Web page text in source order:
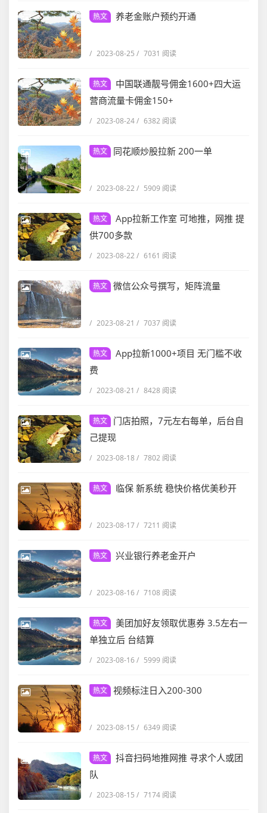
热文 养老金账户预约开通
/ 2023-08-25 / 7031 阅读
热文
中国联通靓号佣金1600+四大运
营商流量卡佣金150+
/ 2023-08-24/ 6382 阅读
热文 同花顺炒股拉新 200一单
/ 2023-08-22 / 5909 阅读
热文
App拉新工作室 可地推，网推 提
供700多款
/ 2023-08-22 / 6161 阅读
热文 微信公众号撰写，矩阵流量
/ 2023-08-21 / 7037 阅读
热文
App拉新1000+项目 无门槛不收
费
/ 2023-08-21 / 8428 阅读
热文
门店拍照，7元左右每单，后台自
己提现
/ 2023-08-18 / 7802 阅读
热文 临保 新系统 稳快价格优美秒开
/ 2023-08-17/ 7211 阅读
热文 兴业银行养老金开户
/ 2023-08-16/ 7108 阅读
热文
美团加好友领取优惠券 3.5左右一
单独立后 台结算
/ 2023-08-16/ 5999 阅读
热文 视频标注日入200-300
/ 2023-08-15 / 6349 阅读
热文
抖音扫码地推网推 寻求个人或团
队
/ 2023-08-15 / 7174 阅读